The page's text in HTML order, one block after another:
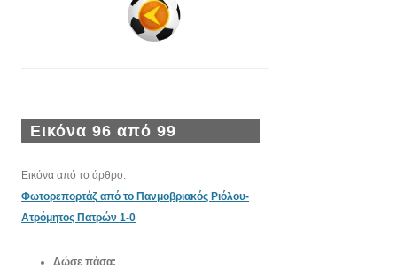
Εικόνα 96 από 99
Εικόνα από το άρθρο:
Φωτορεπορτάζ από το Πανμοβριακός Ριόλου-
Ατρόμητος Πατρών 1-0
Δώσε πάσα: